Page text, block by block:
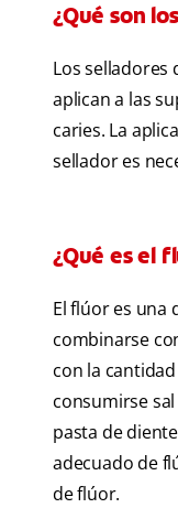
¿Qué son
Los selladores
aplican a las
caries. La
sellador es
¿Qué es el
El flúor es una
combinarse
con la
consumirse
pasta de
adecuado de
de flúor.